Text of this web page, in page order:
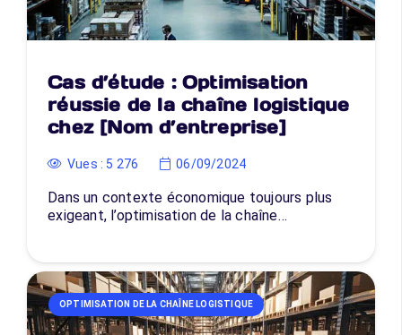
Cas d’étude : Optimisation
réussie de la chaîne logistique
chez [Nom d’entreprise]
Vues : 5 276 06/09/2024
Dans un contexte économique toujours plus
exigeant, l’optimisation de la chaîne…
OPTIMISATION DE LA CHAÎNE LOGISTIQUE